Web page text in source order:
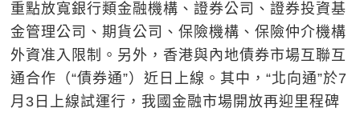
重點放寬銀行類金融機構、證券公司、證券投資基
金管理公司、期貨公司、保險機構、保險仲介機構
外資准入限制。另外，香港與內地債券市場互聯互
通合作（“債券通”）近日上線。其中，“北向通”於7
月3日上線試運行，我國金融市場開放再迎里程碑